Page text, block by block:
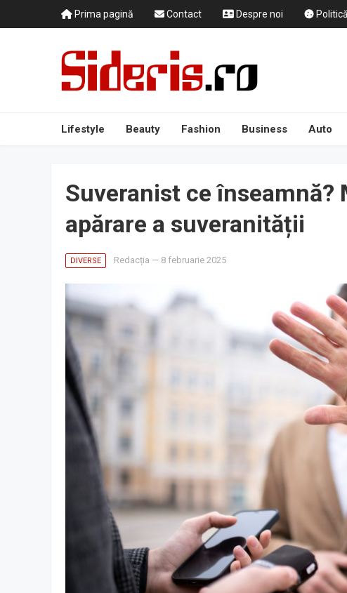
Prima pagină Contact Despre noi
Lifestyle Beauty Fashion Business Auto
Suveranist ce înseamnă?
apărare a suveranității
DIVERSE Redacția — 8 februarie 2025